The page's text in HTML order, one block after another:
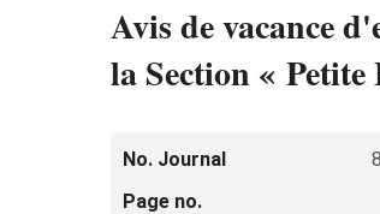
Avis de vacance
la Section «
No. Journal
Page no.